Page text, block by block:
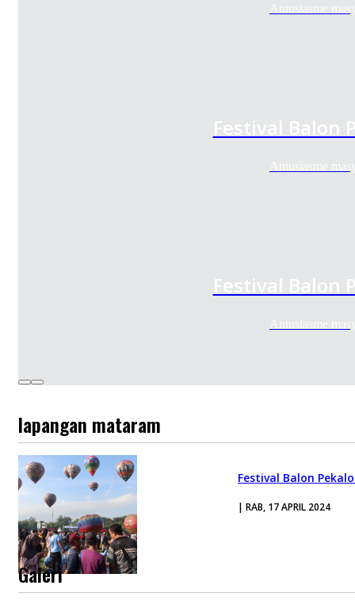
Antusiasme
Festival Balon
Antusiasme
Festival Balon
Antusiasme
lapangan mataram
Festival Balon
| RAB, 17 APRIL 2024
Galeri